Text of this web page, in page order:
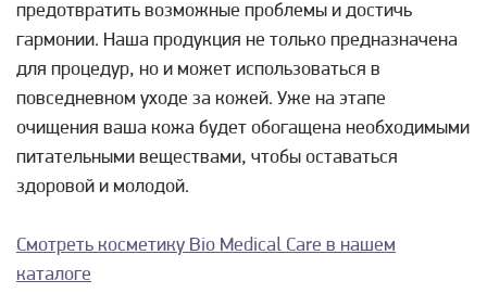
предотвратить возможные проблемы и достичь
гармонии. Наша продукция не только предназначена
для процедур, но и может использоваться в
повседневном уходе за кожей. Уже на этапе
очищения ваша кожа будет обогащена необходимыми
питательными веществами, чтобы оставаться
здоровой и молодой.
Смотреть косметику Bio Medical Care в нашем
каталоге